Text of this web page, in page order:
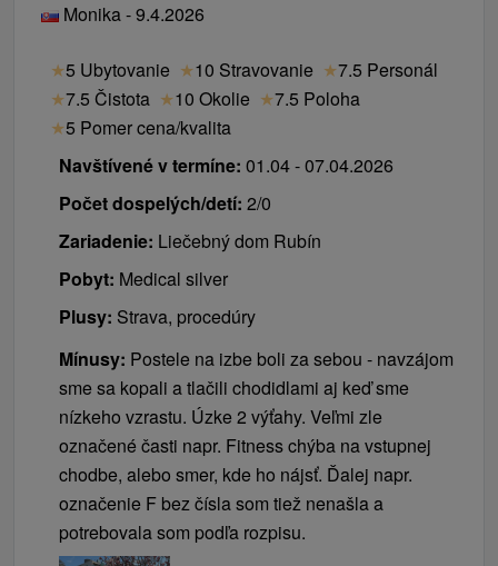
Monika - 9.4.2026
★5 Ubytovanie ★10 Stravovanie ★7.5 Personál
★7.5 Čistota ★10 Okolie ★7.5 Poloha
★5 Pomer cena/kvalita
Navštívené v termíne: 01.04 - 07.04.2026
Počet dospelých/detí: 2/0
Zariadenie: Liečebný dom Rubín
Pobyt: Medical silver
Plusy: Strava, procedúry
Mínusy: Postele na izbe boli za sebou - navzájom
sme sa kopali a tlačili chodidlami aj keď sme
nízkeho vzrastu. Úzke 2 výťahy. Veľmi zle
označené časti napr. Fitness chýba na vstupnej
chodbe, alebo smer, kde ho nájsť. Ďalej napr.
označenie F bez čísla som tiež nenašla a
potrebovala som podľa rozpisu.